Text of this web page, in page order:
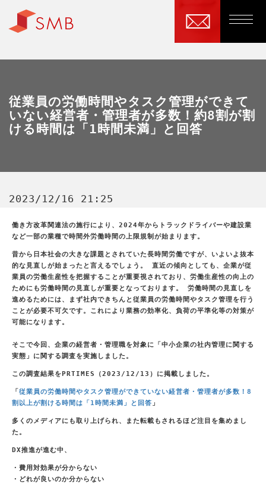
従業員の労働時間やタスク管理ができて
いない経営者・管理者が多数！約8割が割
ける時間は「1時間未満」と回答
2023/12/16 21:25
働き方改革関連法の施行により、2024年からトラックドライバーや建設業
など一部の業種で時間外労働時間の上限規制が始まります。
昔から日本社会の大きな課題とされていた長時間労働ですが、いよいよ抜本
的な見直しが始まったと言えるでしょう。 直近の傾向としても、企業が従
業員の労働生産性を把握することが重要視されており、労働生産性の向上の
ためにも労働時間の見直しが重要となっております。 労働時間の見直しを
進めるためには、まず社内できちんと従業員の労働時間やタスク管理を行う
ことが必要不可欠です。これにより業務の効率化、負荷の平準化等の対策が
可能になります。
そこで今回、企業の経営者・管理職を対象に「中小企業の社内管理に関する
実態」に関する調査を実施しました。
この調査結果をPRTIMES（2023/12/13）に掲載しました。
「従業員の労働時間やタスク管理ができていない経営者・管理者が多数！8
割以上が割ける時間は「1時間未満」と回答 」
多くのメディアにも取り上げられ、また転載もされるほど注目を集めまし
た。
DX推進が進む中、
・費用対効果が分からない
・どれが良いのか分からない